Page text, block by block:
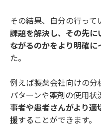
その結果、自分の行って
課題を解決し、その先に
ながるのかをより明確に
た。
例えば製薬会社向けの分
パターンや薬剤の使用状
事者や患者さんがより適
援することができます。